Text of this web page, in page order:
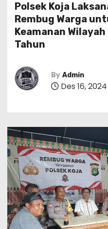
Polsek Koja
Rembug Warga
Keamanan
Tahun
By Admin
Des 16, 2024